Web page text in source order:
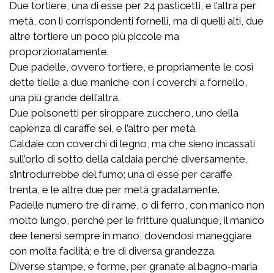
Due tortiere, una di esse per 24 pasticetti, e l’altra per
metà, con li corrispondenti fornelli, ma di quelli alti, due
altre tortiere un poco più piccole ma
proporzionatamente.
Due padelle, ovvero tortiere, e propriamente le così
dette tielle a due maniche con i coverchi a fornello,
una più grande dell’altra.
Due polsonetti per siroppare zucchero, uno della
capienza di caraffe sei, e l’altro per metà.
Caldaie con coverchi di legno, ma che sieno incassati
sull’orlo di sotto della caldaia perché diversamente,
s’introdurrebbe del fumo; una di esse per caraffe
trenta, e le altre due per metà gradatamente.
Padelle numero tre di rame, o di ferro, con manico non
molto lungo, perché per le fritture qualunque, il manico
dee tenersi sempre in mano, dovendosi maneggiare
con molta facilità; e tre di diversa grandezza.
Diverse stampe, e forme, per granate al bagno-maria